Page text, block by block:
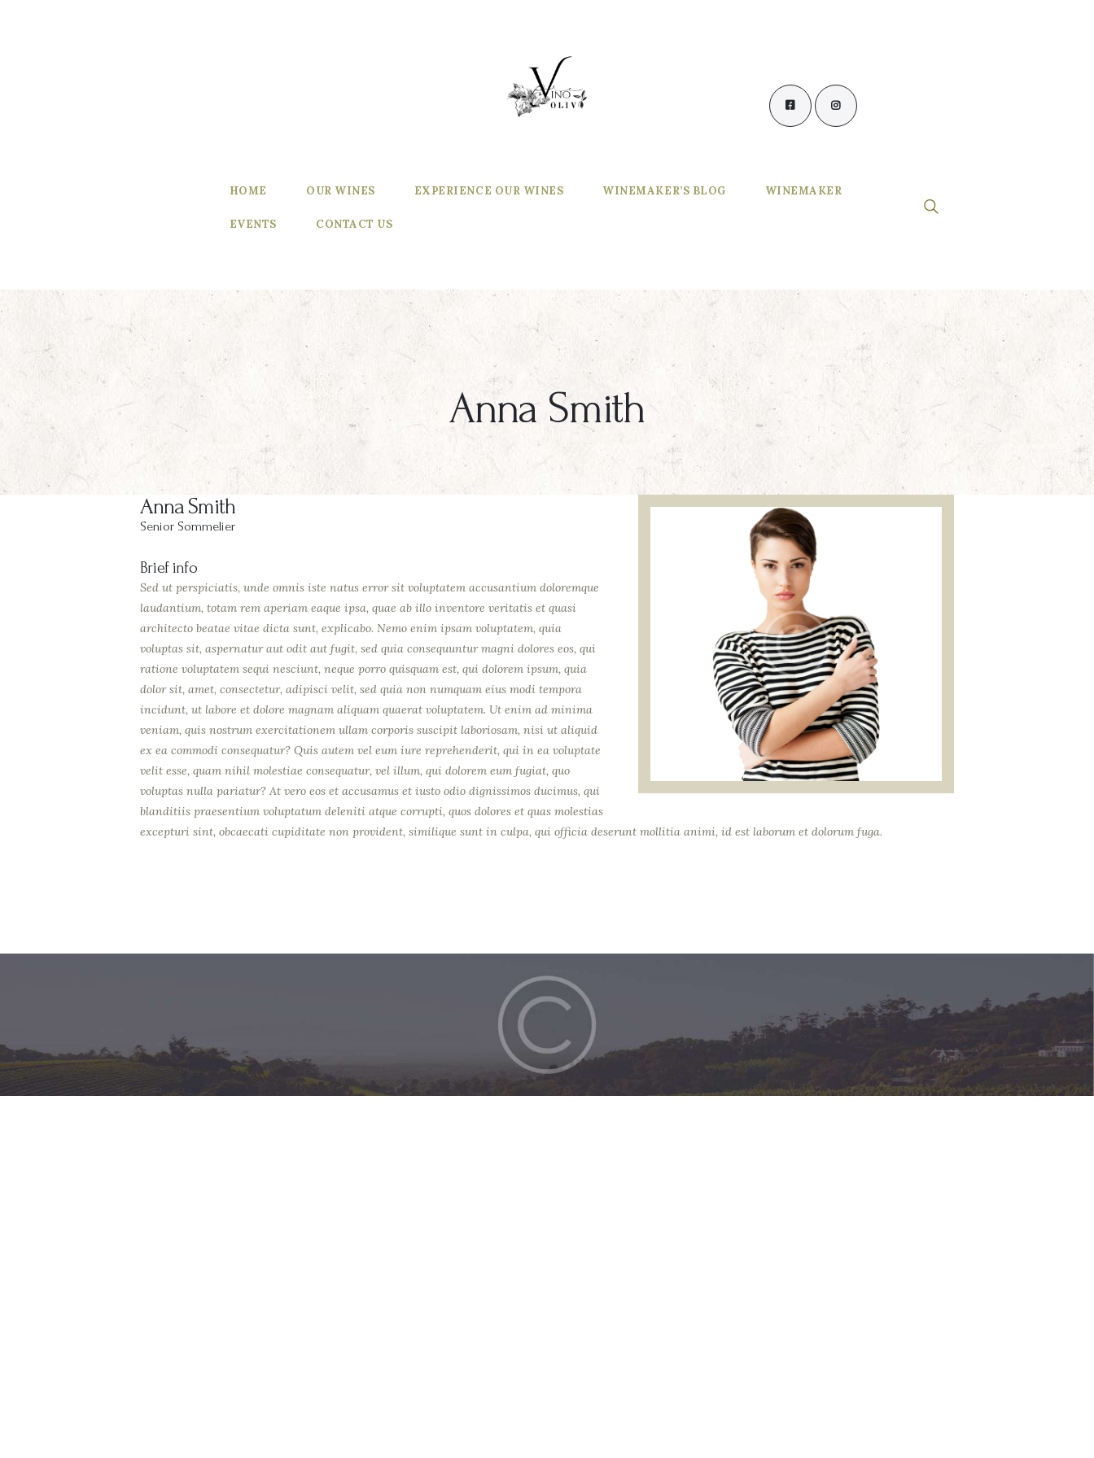
HOME OUR WINES EXPERIENCE OUR WINES WINEMAKER’S BLOG WINEMAKER
EVENTS CONTACT US
Anna Smith
Events
Contact Us
Anna Smith
Senior Sommelier
Brief info
Sed ut perspiciatis, unde omnis iste natus error sit voluptatem accusantium doloremque
laudantium, totam rem aperiam eaque ipsa, quae ab illo inventore veritatis et quasi
architecto beatae vitae dicta sunt, explicabo. Nemo enim ipsam voluptatem, quia
voluptas sit, aspernatur aut odit aut fugit, sed quia consequuntur magni dolores eos, qui
ratione voluptatem sequi nesciunt, neque porro quisquam est, qui dolorem ipsum, quia
dolor sit, amet, consectetur, adipisci velit, sed quia non numquam eius modi tempora
incidunt, ut labore et dolore magnam aliquam quaerat voluptatem. Ut enim ad minima
veniam, quis nostrum exercitationem ullam corporis suscipit laboriosam, nisi ut aliquid
ex ea commodi consequatur? Quis autem vel eum iure reprehenderit, qui in ea voluptate
velit esse, quam nihil molestiae consequatur, vel illum, qui dolorem eum fugiat, quo
voluptas nulla pariatur? At vero eos et accusamus et iusto odio dignissimos ducimus, qui
blanditiis praesentium voluptatum deleniti atque corrupti, quos dolores et quas molestias
excepturi sint, obcaecati cupiditate non provident, similique sunt in culpa, qui officia deserunt mollitia animi, id est laborum et dolorum fuga.